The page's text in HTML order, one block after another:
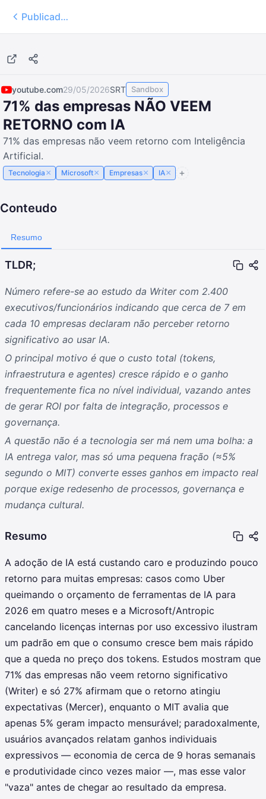
Publicados
youtube.com29/05/2026SRT Sandbox
71% das empresas NÃO VEEM
RETORNO com IA
71% das empresas não veem retorno com Inteligência
Artificial.
Tecnologia × Microsoft× Empresas× IA×
Conteudo
Resumo
TLDR;
Número refere-se ao estudo da Writer com 2.400
executivos/funcionários indicando que cerca de 7 em
cada 10 empresas declaram não perceber retorno
significativo ao usar IA.
O principal motivo é que o custo total (tokens,
infraestrutura e agentes) cresce rápido e o ganho
frequentemente fica no nível individual, vazando antes
de gerar ROI por falta de integração, processos e
governança.
A questão não é a tecnologia ser má nem uma bolha: a
IA entrega valor, mas só uma pequena fração (≈5%
segundo o MIT) converte esses ganhos em impacto real
porque exige redesenho de processos, governança e
mudança cultural.
Resumo
A adoção de IA está custando caro e produzindo pouco
retorno para muitas empresas: casos como Uber
queimando o orçamento de ferramentas de IA para
2026 em quatro meses e a Microsoft/Antropic
cancelando licenças internas por uso excessivo ilustram
um padrão em que o consumo cresce bem mais rápido
que a queda no preço dos tokens. Estudos mostram que
71% das empresas não veem retorno significativo
(Writer) e só 27% afirmam que o retorno atingiu
expectativas (Mercer), enquanto o MIT avalia que
apenas 5% geram impacto mensurável; paradoxalmente,
usuários avançados relatam ganhos individuais
expressivos — economia de cerca de 9 horas semanais
e produtividade cinco vezes maior —, mas esse valor
"vaza" antes de chegar ao resultado da empresa.